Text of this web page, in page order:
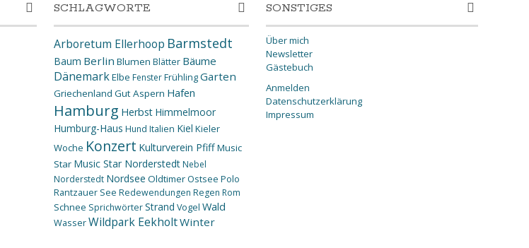
SCHLAGWORTE
Arboretum Ellerhoop Barmstedt
Baum Berlin Blumen Blätter Bäume
DänemarkElbe FensterFrühlingGarten
Griechenland Gut Aspern Hafen
Hamburg Herbst Himmelmoor
Humburg-Haus Hund Italien Kiel Kieler
Woche Konzert Kulturverein PfiffMusic
Star Music Star Norderstedt Nebel
Norderstedt Nordsee OldtimerOstsee Polo
Rantzauer See Redewendungen Regen Rom
Schnee SprichwörterStrand Vogel Wald
WasserWildpark EekholtWinter
SONSTIGES
Über mich
Newsletter
Gästebuch
Anmelden
Datenschutzerklärung
Impressum